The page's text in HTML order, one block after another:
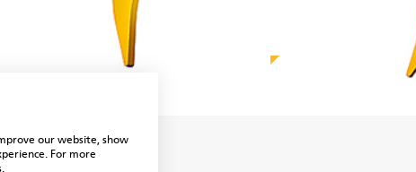
our website, show
For more